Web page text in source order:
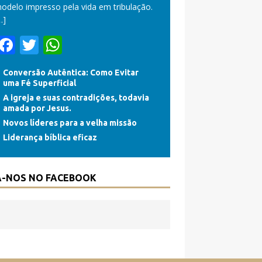
impresso pela vida em tribulação.
F
e
b
o
o
k
T
w
itt
er
W
h
at
s
A
p
p
Conversão Autêntica: Como Evitar
uma Fé Superficial
A igreja e suas contradições, todavia
amada por Jesus.
Novos líderes para a velha missão
Liderança bíblica eficaz
NOS NO FACEBOOK